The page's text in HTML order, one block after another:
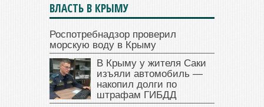
ВЛАСТЬ В КРЫМУ
Роспотребнадзор проверил
морскую воду в Крыму
В Крыму у жителя Саки
изъяли автомобиль —
накопил долги по
штрафам ГИБДД